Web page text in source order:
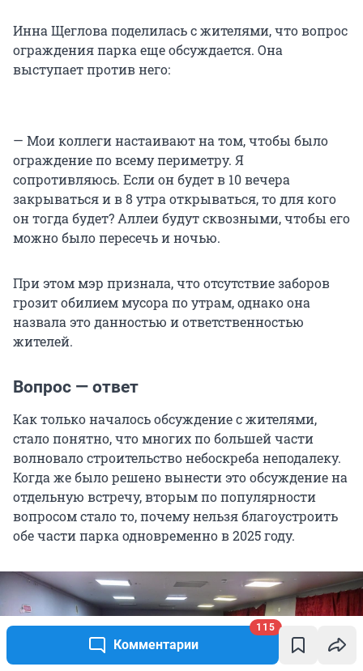
Комментарии
115
Инна Щеглова поделилась с жителями, что вопрос
ограждения парка еще обсуждается. Она
выступает против него:
— Мои коллеги настаивают на том, чтобы было
ограждение по всему периметру. Я
сопротивляюсь. Если он будет в 10 вечера
закрываться и в 8 утра открываться, то для кого
он тогда будет? Аллеи будут сквозными, чтобы его
можно было пересечь и ночью.
При этом мэр признала, что отсутствие заборов
грозит обилием мусора по утрам, однако она
назвала это данностью и ответственностью
жителей.
Вопрос — ответ
Как только началось обсуждение с жителями,
стало понятно, что многих по большей части
волновало строительство небоскреба неподалеку.
Когда же было решено вынести это обсуждение на
отдельную встречу, вторым по популярности
вопросом стало то, почему нельзя благоустроить
обе части парка одновременно в 2025 году.